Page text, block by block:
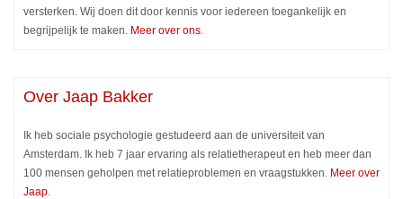
versterken. Wij doen dit door kennis voor iedereen toegankelijk en
begrijpelijk te maken. Meer over ons.
Over Jaap Bakker
Ik heb sociale psychologie gestudeerd aan de universiteit van
Amsterdam. Ik heb 7 jaar ervaring als relatietherapeut en heb meer dan
100 mensen geholpen met relatieproblemen en vraagstukken. Meer over
Jaap.